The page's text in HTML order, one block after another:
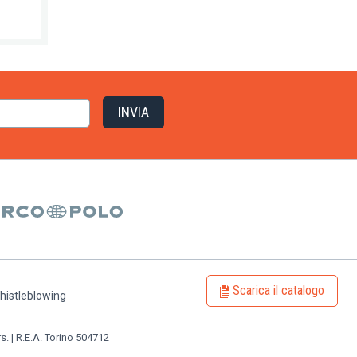
Scarica il catalogo
| R.E.A. Torino 504712